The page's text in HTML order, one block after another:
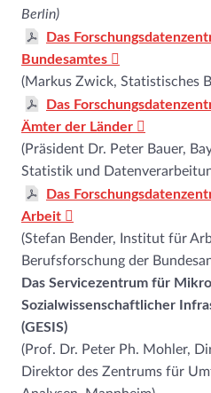
Berlin)
Das
Bundesamtes
(Markus Zwick, Statistisches
Das
Ämter der Länder
(Präsident Dr. Peter Bauer,
Statistik und
Das
Arbeit
(Stefan Bender, Institut für
Berufsforschung der
Das Servicezentrum für
Sozialwissenschaftlicher
(GESIS)
(Prof. Dr. Peter Ph. Mohler,
Direktor des Zentrums für